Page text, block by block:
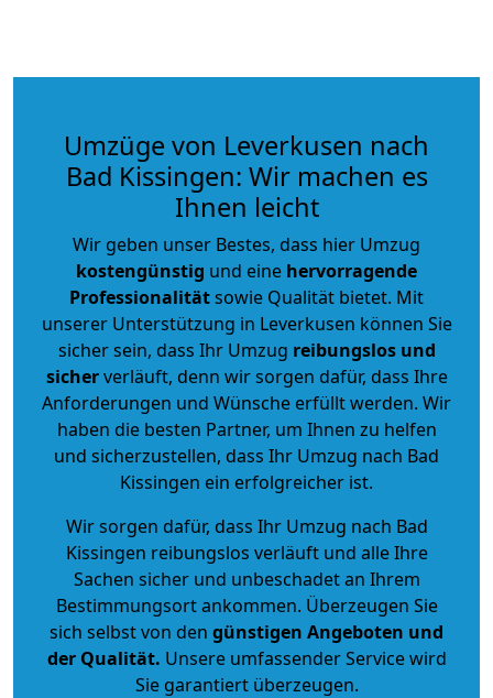
Umzüge von Leverkusen nach
Bad Kissingen: Wir machen es
Ihnen leicht
Wir geben unser Bestes, dass hier Umzug
kostengünstig und eine hervorragende
Professionalitätsowie Qualität bietet. Mit
unserer Unterstützung in Leverkusen können Sie
sicher sein, dass Ihr Umzug reibungslos und
sicherverläuft, denn wir sorgen dafür, dass Ihre
Anforderungen und Wünsche erfüllt werden. Wir
haben die besten Partner, um Ihnen zu helfen
und sicherzustellen, dass Ihr Umzug nach Bad
Kissingen ein erfolgreicher ist.
Wir sorgen dafür, dass Ihr Umzug nach Bad
Kissingen reibungslos verläuft und alle Ihre
Sachen sicher und unbeschadet an Ihrem
Bestimmungsort ankommen. Überzeugen Sie
sich selbst von den günstigen Angeboten und
der Qualität. Unsere umfassender Service wird
Sie garantiert überzeugen.